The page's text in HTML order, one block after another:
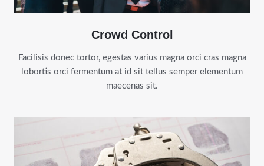
Crowd Control
Facilisis donec tortor, egestas varius magna orci cras magna
lobortis orci fermentum at id sit tellus semper elementum
maecenas sit.